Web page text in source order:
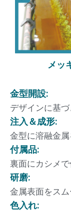
メッ
金型開設:
デザインに基
注入＆成形​:
金型に溶融金
付属品​:
裏面にカシメ
研磨:
金属表面をス
色入れ​​: